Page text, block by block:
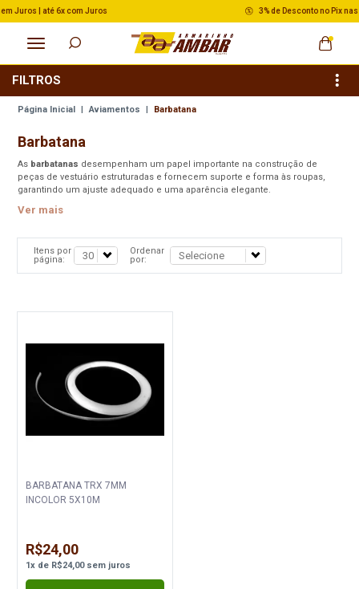
3% de Desconto no Pix nas Compras acima de R$ 500,00
Página Inicial | Aviamentos | Barbatana
FILTROS
Barbatana
As barbatanas desempenham um papel importante na construção de
peças de vestuário estruturadas e fornecem suporte e forma às roupas,
garantindo um ajuste adequado e uma aparência elegante.
Ver mais
Itens por
página:
Ordenar
por:
BARBATANA TRX 7MM
INCOLOR 5X10M
R$24,00
1x de R$24,00sem juros